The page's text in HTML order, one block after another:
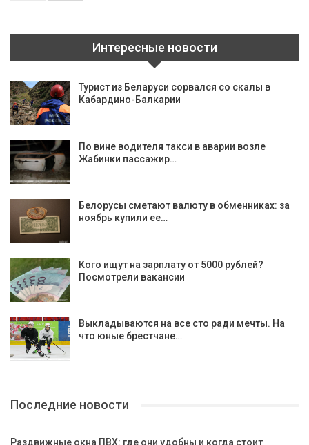
Интересные новости
Турист из Беларуси сорвался со скалы в
Кабардино-Балкарии
По вине водителя такси в аварии возле
Жабинки пассажир…
Белорусы сметают валюту в обменниках: за
ноябрь купили ее…
Кого ищут на зарплату от 5000 рублей?
Посмотрели вакансии
Выкладываются на все сто ради мечты. На
что юные брестчане…
Последние новости
Раздвижные окна ПВХ: где они удобны и когда стоит